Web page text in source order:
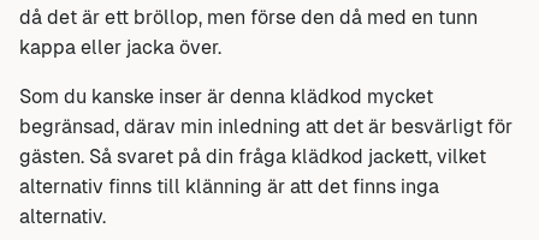
då det är ett bröllop, men förse den då med en tunn
kappa eller jacka över.
Som du kanske inser är denna klädkod mycket
begränsad, därav min inledning att det är besvärligt för
gästen. Så svaret på din fråga klädkod jackett, vilket
alternativ finns till klänning är att det finns inga
alternativ.